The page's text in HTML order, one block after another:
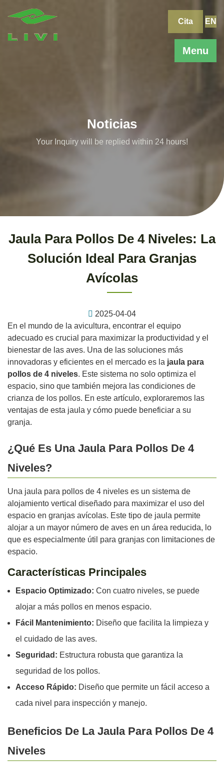
Menu
Cita EN
Noticias
Your Inquiry will be replied within 24 hours!
Jaula Para Pollos De 4 Niveles: La
Solución Ideal Para Granjas
Avícolas
2025-04-04
En el mundo de la avicultura, encontrar el equipo
adecuado es crucial para maximizar la productividad y el
bienestar de las aves. Una de las soluciones más
innovadoras y eficientes en el mercado es la jaula para
pollos de 4 niveles. Este sistema no solo optimiza el
espacio, sino que también mejora las condiciones de
crianza de los pollos. En este artículo, exploraremos las
ventajas de esta jaula y cómo puede beneficiar a su
granja.
¿Qué Es Una Jaula Para Pollos De 4
Niveles?
Una jaula para pollos de 4 niveles es un sistema de
alojamiento vertical diseñado para maximizar el uso del
espacio en granjas avícolas. Este tipo de jaula permite
alojar a un mayor número de aves en un área reducida, lo
que es especialmente útil para granjas con limitaciones de
espacio.
Características Principales
Espacio Optimizado: Con cuatro niveles, se puede
alojar a más pollos en menos espacio.
Fácil Mantenimiento: Diseño que facilita la limpieza y
el cuidado de las aves.
Seguridad: Estructura robusta que garantiza la
seguridad de los pollos.
Acceso Rápido: Diseño que permite un fácil acceso a
cada nivel para inspección y manejo.
Beneficios De La Jaula Para Pollos De 4
Niveles